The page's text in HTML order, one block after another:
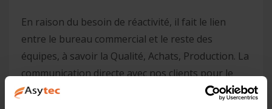
En raison du besoin de réactivité, il fait le lien
entre le bureau commercial et le reste des
équipes, à savoir la Qualité, Achats, Production. La
communication directe avec nos clients pour le
suivi des projets techniques est également une